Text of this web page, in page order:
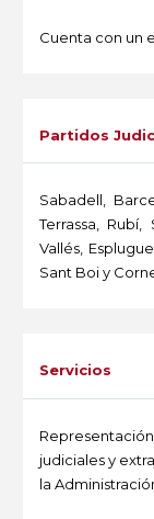
Cuenta con un
Partidos
Sabadell,
Terrassa,
Vallés,
Sant Boi y
Servicios
judiciales y
la